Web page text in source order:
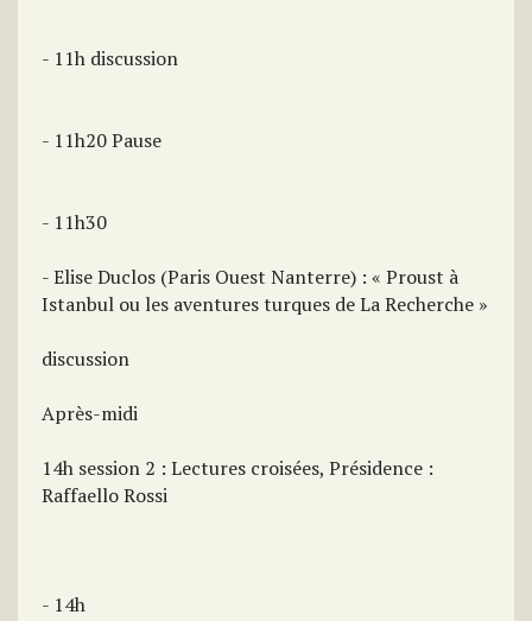
- 11h discussion
- 11h20 Pause
- 11h30
- Elise Duclos (Paris Ouest Nanterre) : « Proust à
Istanbul ou les aventures turques de La Recherche »
discussion
Après-midi
14h session 2 : Lectures croisées, Présidence :
Raffaello Rossi
- 14h